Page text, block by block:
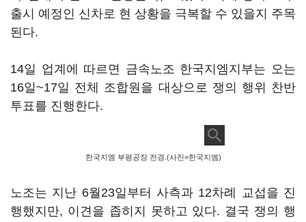
출시 예정인 신차로 현 상황을 극복할 수 있을지 주목
된다.
14일 업계에 따르면 금속노조 한국지엠지부는 오는
16일~17일 전체 조합원을 대상으로 쟁의 행위 찬반
투표를 진행한다.
한국지엠 부평공장 전경.(사진=한국지엠)
노조는 지난 6월23일부터 사측과 12차례 교섭을 진
행했지만, 이견을 좁히지 못하고 있다. 결국 쟁의 행